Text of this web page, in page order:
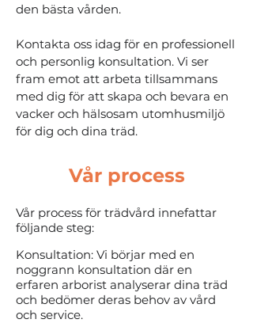
den bästa vården.
Kontakta oss idag för en professionell
och personlig konsultation. Vi ser
fram emot att arbeta tillsammans
med dig för att skapa och bevara en
vacker och hälsosam utomhusmiljö
för dig och dina träd.
Vår process
Vår process för trädvård innefattar
följande steg:
Konsultation: Vi börjar med en
noggrann konsultation där en
erfaren arborist analyserar dina träd
och bedömer deras behov av vård
och service.